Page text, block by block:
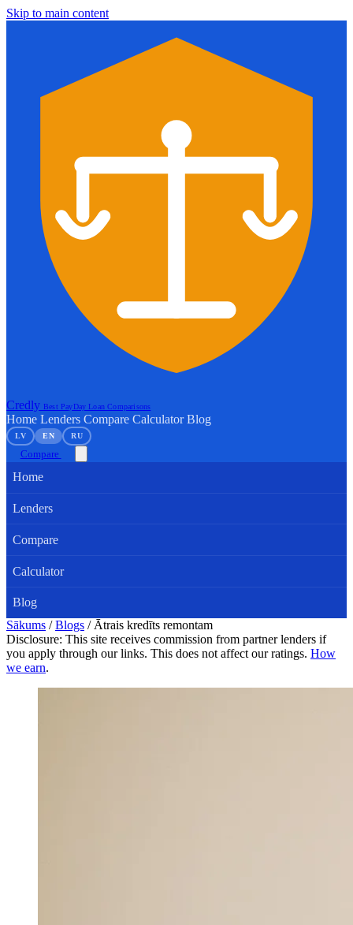
Skip to main content
Credly Best PayDay Loan Comparisons
Home Lenders Compare Calculator Blog
LV EN RU
Compare
Home
Lenders
Compare
Calculator
Blog
Sākums / Blogs / Ātrais kredīts remontam
Disclosure: This site receives commission from partner lenders if
you apply through our links. This does not affect our ratings. How
we earn.